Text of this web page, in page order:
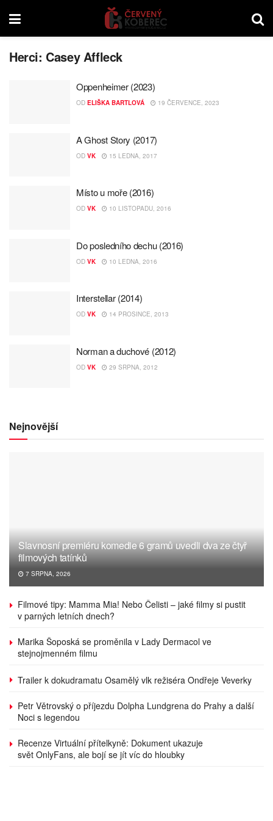
Herci: Casey Affleck
Oppenheimer (2023)
OD ELIŠKA BARTLOVÁ 19 ČERVENCE, 2023
A Ghost Story (2017)
OD VK 15 LEDNA, 2017
Místo u moře (2016)
OD VK 10 LISTOPADU, 2016
Do posledního dechu (2016)
OD VK 10 LEDNA, 2016
Interstellar (2014)
OD VK 14 PROSINCE, 2013
Norman a duchové (2012)
OD VK 29 SRPNA, 2012
Nejnovější
Slavnosní premiéru komedie 6 gramů uvedli dva ze čtyř
filmových tatínků
7 SRPNA, 2026
Filmové tipy: Mamma Mia! Nebo Čelisti – jaké filmy si pustit
v parných letních dnech?
Marika Šoposká se proměnila v Lady Dermacol ve
stejnojmenném filmu
Trailer k dokudramatu Osamělý vlk režiséra Ondřeje Veverky
Petr Větrovský o příjezdu Dolpha Lundgrena do Prahy a další
Noci s legendou
Recenze Virtuální přítelkyně: Dokument ukazuje
svět OnlyFans, ale bojí se jít víc do hloubky